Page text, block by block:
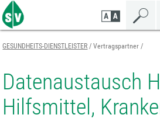
Zum
Seiteninhalt
springen
Zur
Navigation
springen
Zur
Mobilen
Navigation
springen
GESUNDHEITS-DIENSTLEISTER Vertragspartner
Datenaustausch
Hilfsmittel,